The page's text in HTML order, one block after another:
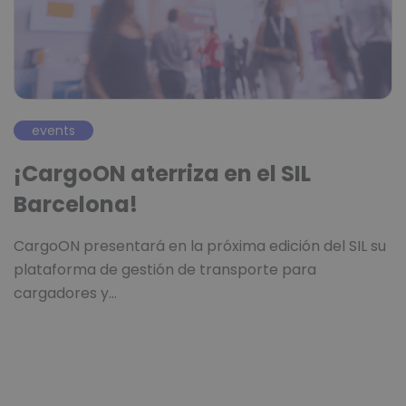
events
¡CargoON aterriza en el SIL
Barcelona!
CargoON presentará en la próxima edición del SIL su
plataforma de gestión de transporte para
cargadores y…